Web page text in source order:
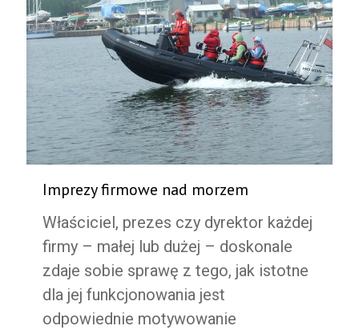
Imprezy firmowe nad morzem
Właściciel, prezes czy dyrektor każdej
firmy – małej lub dużej – doskonale
zdaje sobie sprawę z tego, jak istotne
dla jej funkcjonowania jest
odpowiednie motywowanie